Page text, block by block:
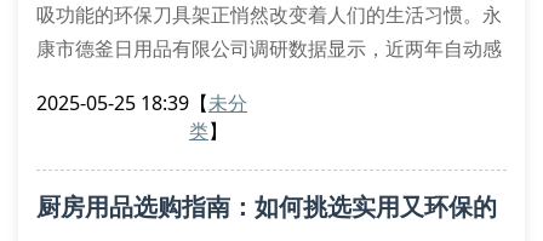
吸功能的环保刀具架正悄然改变着人们的生活习惯。永
康市德釜日用品有限公司调研数据显示，近两年自动感
重塑厨房生态。
食材保存周期。采用冲压工艺制作的丝扣密封罐，通过
2025-05-25 18:39 【未分
类】
厨房用品选购指南：如何挑选实用又环保的